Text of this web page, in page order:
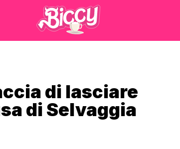
di lasciare
di Selvaggia